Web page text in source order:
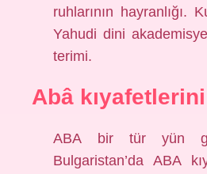
ruhlarının hayranlığı.
Yahudi dini
terimi.
Abâ
ABA bir tür yün
Bulgaristan’da ABA